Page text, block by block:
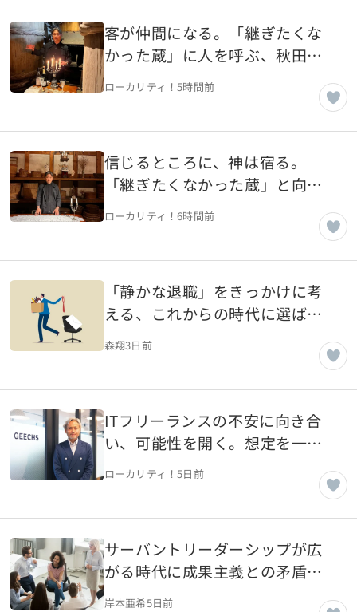
客が仲間になる。「継ぎたくな
かった蔵」に人を呼ぶ、秋田の
老舗蔵・ヤマモ味噌醤油醸造元
（風の人編）【秋田県湯沢市】
ローカリティ！5時間前
信じるところに、神は宿る。
「継ぎたくなかった蔵」と向き
合う、秋田の老舗蔵・ヤマモ味
噌醤油醸造元（土の人編）【秋
ローカリティ！6時間前
「静かな退職」をきっかけに考
える、これからの時代に選ばれ
る会社と働き方
森翔3日前
ITフリーランスの不安に向き合
い、可能性を開く。想定を一歩
超える伴走を事業に変えてきた
ローカリティ！5日前
サーバントリーダーシップが広
がる時代に成果主義との矛盾を
考える
岸本亜希5日前